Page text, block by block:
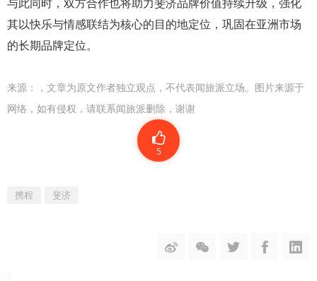
其以快乐与情感联结为核心的目的地定位，巩固在亚洲市场
的长期品牌定位。
来源：
，文章为原文作者独立观点，不代表闻旅派立场。图片来源于
网络，如有侵权，请联系闻旅派删除，谢谢
5
携程 斐济